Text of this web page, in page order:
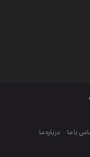
با ما درباره ما